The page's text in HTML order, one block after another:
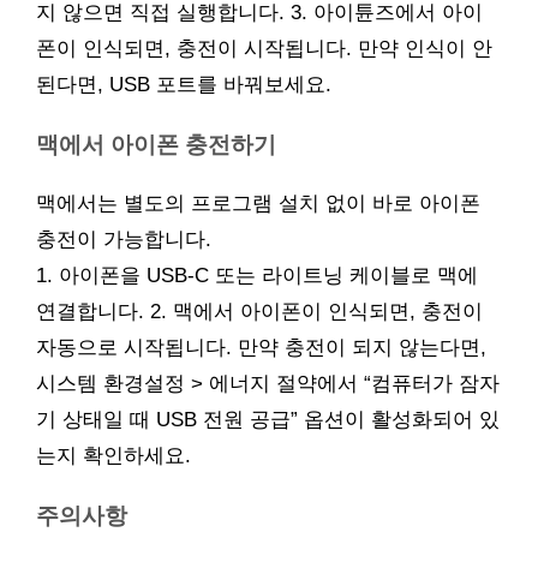
지 않으면 직접 실행합니다. 3. 아이튠즈에서 아이
폰이 인식되면, 충전이 시작됩니다. 만약 인식이 안
된다면, USB 포트를 바꿔보세요.
맥에서 아이폰 충전하기
맥에서는 별도의 프로그램 설치 없이 바로 아이폰
충전이 가능합니다.
1. 아이폰을 USB-C 또는 라이트닝 케이블로 맥에
연결합니다. 2. 맥에서 아이폰이 인식되면, 충전이
자동으로 시작됩니다. 만약 충전이 되지 않는다면,
시스템 환경설정 > 에너지 절약에서 “컴퓨터가 잠자
기 상태일 때 USB 전원 공급” 옵션이 활성화되어 있
는지 확인하세요.
주의사항